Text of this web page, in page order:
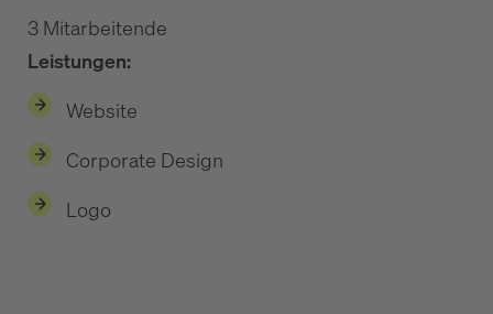
3 Mitarbeitende
Leistungen:
Website
Corporate Design
Logo